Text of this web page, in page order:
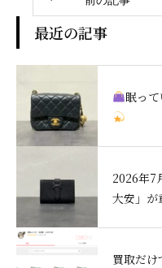
最近の記事
眠っ
2026年7
大安」が
買取だ